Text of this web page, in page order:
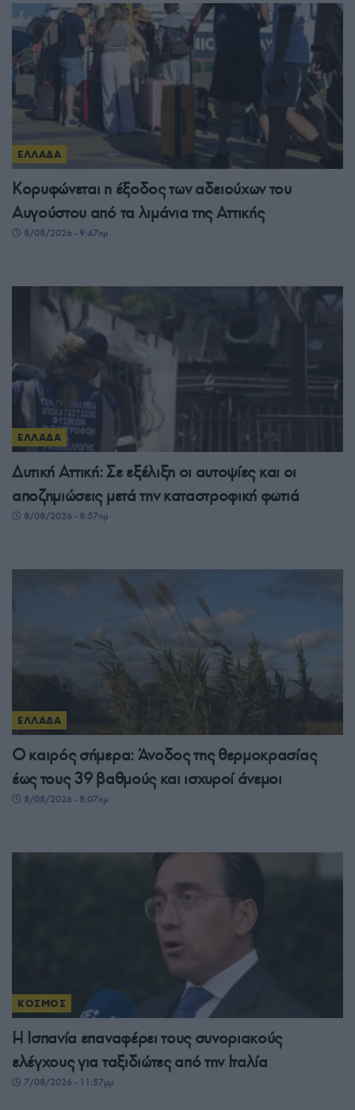
ΕΛΛΑΔΑ
Κορυφώνεται η έξοδος των αδειούχων του
Αυγούστου από τα λιμάνια της Αττικής
8/08/2026 - 9:47πμ
ΕΛΛΑΔΑ
Δυτική Αττική: Σε εξέλιξη οι αυτοψίες και οι
αποζημιώσεις μετά την καταστροφική φωτιά
8/08/2026 - 8:57πμ
ΕΛΛΑΔΑ
Ο καιρός σήμερα: Άνοδος της θερμοκρασίας
έως τους 39 βαθμούς και ισχυροί άνεμοι
8/08/2026 - 8:07πμ
ΚΟΣΜΟΣ
Η Ισπανία επαναφέρει τους συνοριακούς
ελέγχους για ταξιδιώτες από την Ιταλία
7/08/2026 - 11:57μμ